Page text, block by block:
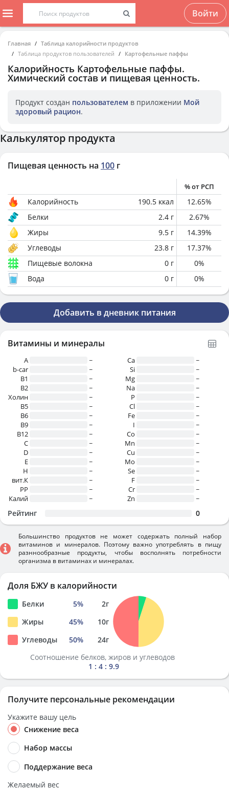
Войти
Главная
Таблица калорийности продуктов
Таблица продуктов пользователей
Картофельные паффы
Калорийность Картофельные паффы.
Химический состав и пищевая ценность.
Продукт создан пользователем в приложении Мой
здоровый рацион.
Калькулятор продукта
Пищевая ценность на 100 г
% от РСП
Калорийность 190.5 ккал 12.65%
Белки
2.4 г 2.67%
Жиры
9.5 г 14.39%
Углеводы
23.8 г 17.37%
Пищевые волокна
0 г 0%
Вода
0 г 0%
Добавить в дневник питания
Витамины и минералы
A
~
b-car
~
В1
~
B2
~
Холин
~
B5
~
B6
~
B9
~
B12
~
C
~
D
~
E
~
H
~
вит.К
~
PP
~
Калий
~
Ca
~
Si
~
Mg
~
Na
~
P
~
Cl
~
Fe
~
I
~
Co
~
Mn
~
Cu
~
Mo
~
Se
~
F
~
Cr
~
Zn
~
Рейтинг 0
Большинство продуктов не может содержать полный набор
витаминов и минералов. Поэтому важно употреблять в пищу
разннообразные продукты, чтобы восполнять потребности
организма в витаминах и минералах.
Доля БЖУ в калорийности
Белки 5% 2г
Жиры
45% 10г
Углеводы
50% 24г
Соотношение белков, жиров и углеводов
1 : 4 : 9.9
Получите персональные рекомендации
Укажите вашу цель
Снижение веса
Набор массы
Поддержание веса
Желаемый вес